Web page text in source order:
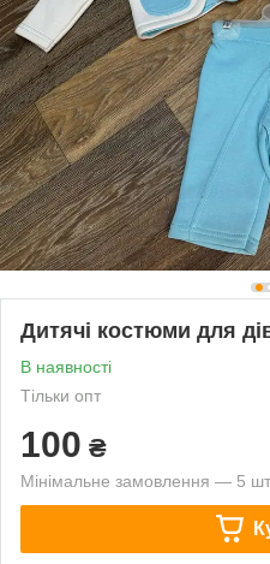
Дитячі костюми для
В наявності
Тільки опт
100 ₴
Мінімальне замовлення — 5 шт.